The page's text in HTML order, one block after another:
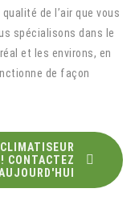
de l’air que vous
spécialisons dans le
et les environs, en
de façon
CONTACTEZ